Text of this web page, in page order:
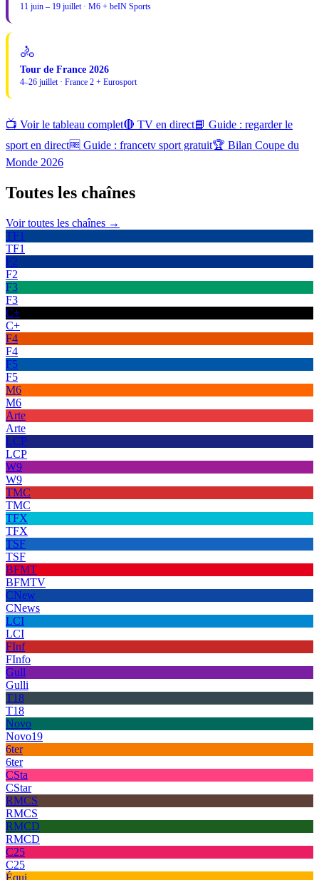
11 juin – 19 juillet · M6 + beIN Sports
🚴
Tour de France 2026
4–26 juillet · France 2 + Eurosport
📺 Voir le tableau complet🔴 TV en direct📘 Guide : regarder le
sport en direct🆓 Guide : francetv sport gratuit🏆 Bilan Coupe du
Monde 2026
Toutes les chaînes
Voir toutes les chaînes →
TF1
TF1
F2
F2
F3
F3
C+
C+
F4
F4
F5
F5
M6
M6
Arte
Arte
LCP
LCP
W9
W9
TMC
TMC
TFX
TFX
TSF
TSF
BFMT
BFMTV
CNew
CNews
LCI
LCI
FInf
FInfo
Gull
Gulli
T18
T18
Novo
Novo19
6ter
6ter
CSta
CStar
RMCS
RMCS
RMCD
RMCD
C25
C25
Équi